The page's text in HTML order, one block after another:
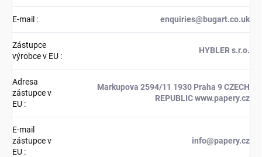
E-mail : enquiries@bugart.co.uk
Zástupce
výrobce v EU :
HYBLER s.r.o.
Adresa
zástupce v
EU :
Markupova 2594/11 1930 Praha 9 CZECH
REPUBLIC www.papery.cz
E-mail
zástupce v
EU :
info@papery.cz